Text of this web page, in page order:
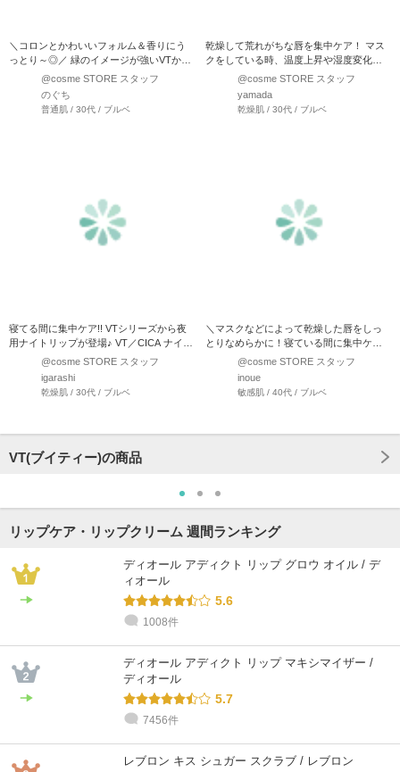
＼コロンとかわいいフォルム＆香りにう
っとり～◎／ 緑のイメージが強いVTか
ら、こんなにか…
@cosme STORE スタッフ
のぐち
普通肌 / 30代 / ブルベ
乾燥して荒れがちな唇を集中ケア！ マス
クをしている時、温度上昇や湿度変化が
激しいのはご存知で…
@cosme STORE スタッフ
yamada
乾燥肌 / 30代 / ブルベ
寝てる間に集中ケア!! VTシリーズから夜
用ナイトリップが登場♪ VT／CICA ナイト
リップ…@cosme STORE スタッフ
igarashi
乾燥肌 / 30代 / ブルベ
＼マスクなどによって乾燥した唇をしっ
とりなめらかに！寝ている間に集中ケア
／ 体温でとろけるバー…
@cosme STORE スタッフ
inoue
敏感肌 / 40代 / ブルベ
VT(ブイティー)の商品
リップケア・リップクリーム 週間ランキング
ディオール アディクト リップ グロウ オイル / デ
ィオール
5.6
1008件
ディオール アディクト リップ マキシマイザー /
ディオール
5.7
7456件
レブロン キス シュガー スクラブ / レブロン